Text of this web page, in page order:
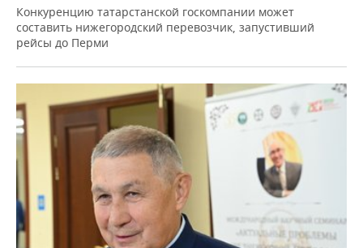
Конкуренцию татарстанской госкомпании может
составить нижегородский перевозчик, запустивший
рейсы до Перми